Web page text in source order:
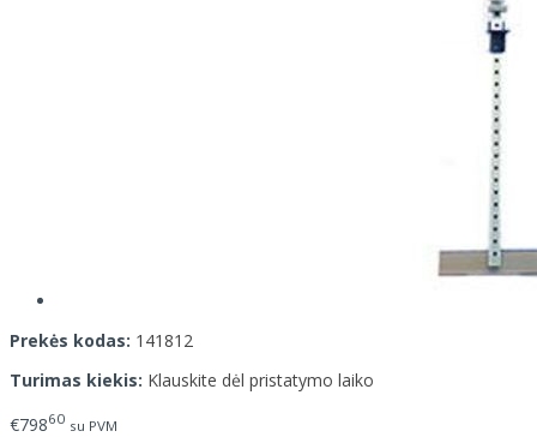
Prekės kodas: 141812
Turimas kiekis: Klauskite dėl pristatymo laiko
€79860 su PVM